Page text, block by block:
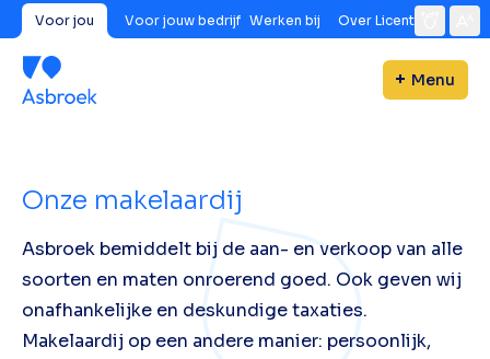
Voor jou Voor jouw bedrijf Werken bij Over Licent
Menu
Onze makelaardij
Asbroek bemiddelt bij de aan- en verkoop van alle
soorten en maten onroerend goed. Ook geven wij
onafhankelijke en deskundige taxaties.
Makelaardij op een andere manier: persoonlijk,